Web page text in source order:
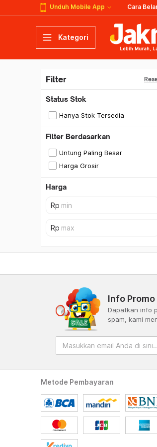
Unduh Mobile App Cara
Kategori
Filter
Status Stok
Hanya Stok Tersedia
Filter Berdasarkan
Untung Paling Besar
Harga Grosir
Harga
Info
Dapatkan info
spam, kami
Metode Pembayaran